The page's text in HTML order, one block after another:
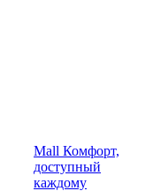
Mall Комфорт,
доступный
каждому